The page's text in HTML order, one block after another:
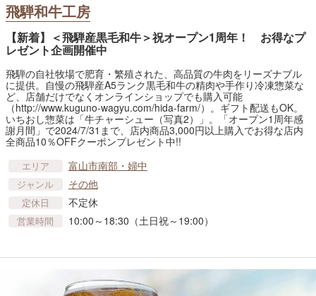
飛騨和牛工房
【新着】＜飛騨産黒毛和牛＞祝オープン1周年！ お得なプ
レゼント企画開催中
飛騨の自社牧場で肥育・繁殖された、高品質の牛肉をリーズナブル
に提供。自慢の飛騨産A5ランク黒毛和牛の精肉や手作り冷凍惣菜な
ど、店舗だけでなくオンラインショップでも購入可能
（http://www.kuguno-wagyu.com/hida-farm/）。ギフト配送もOK。
いちおし惣菜は「牛チャーシュー（写真2）」。「オープン1周年感
謝月間」で2024/7/31まで、店内商品3,000円以上購入でお得な店内
全商品10％OFFクーポンプレゼント中!!
エリア 富山市南部・婦中
ジャンル その他
定休日 不定休
営業時間 10:00～18:30（土日祝～19:00）